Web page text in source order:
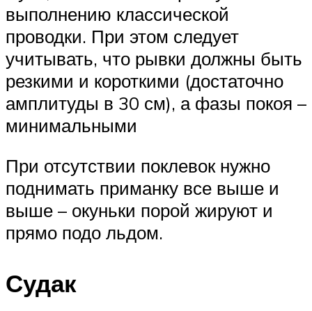
выполнению классической
проводки. При этом следует
учитывать, что рывки должны быть
резкими и короткими (достаточно
амплитуды в 30 см), а фазы покоя –
минимальными
При отсутствии поклевок нужно
поднимать приманку все выше и
выше – окуньки порой жируют и
прямо подо льдом.
Судак